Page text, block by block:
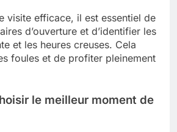
visite efficace, il est essentiel de
d’ouverture et d’identifier les
et les heures creuses. Cela
foules et de profiter pleinement
le meilleur moment de